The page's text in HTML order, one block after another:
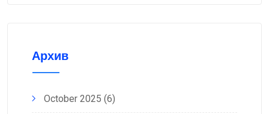
Архив
October 2025 (6)